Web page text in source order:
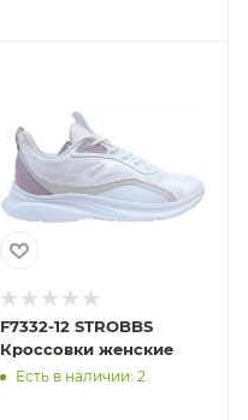
F7332-12 STROBBS
Кроссовки женские
Есть в наличии: 2